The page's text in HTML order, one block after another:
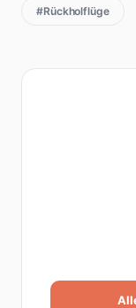
#Rückholflüge